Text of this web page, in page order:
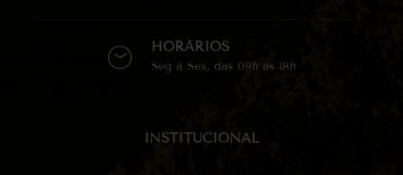
HORÁRIOS
Seg à Sex, das 09h às 18h
INSTITUCIONAL